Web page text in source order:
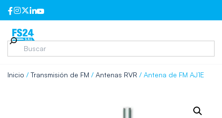
Inicio / Transmisión de FM / Antenas RVR / Antena de FM AJ1E